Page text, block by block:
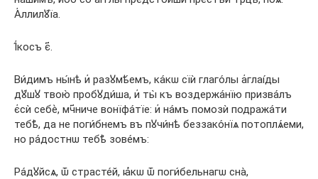
А҆ллилꙋ́їа.
І҆́косъ є҃.
Ви́димъ ны́нѣ и҆ разꙋмѣ́емъ, ка́кѡ сїѝ глаго́лы а҆глаі́ды
дꙋ́шꙋ твою̀ пробꙋди́ша, и҆ ты̀ къ воздержа́нїю призва́лъ
є҆сѝ себѐ, мч҃ниче вонїфа́тїе: и҆ на́мъ помозѝ подража́ти
тебѣ̀, да не поги́бнемъ въ пꙋчи́нѣ беззако́нїѧ потоплѧ́еми,
но ра́достнѡ тебѣ̀ зове́мъ:
Ра́дꙋйсѧ, ѿ страсте́й, ꙗ҆́кѡ ѿ поги́бельнагѡ сна̀,